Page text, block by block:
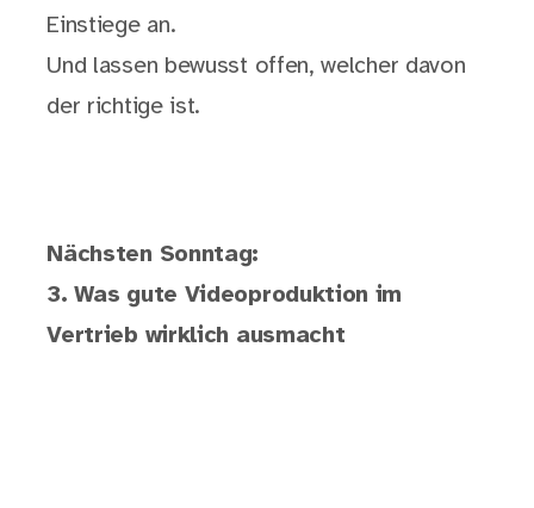
Einstiege an.
Und lassen bewusst offen, welcher davon
der richtige ist.
Nächsten Sonntag:
3. Was gute Videoproduktion im
Vertrieb wirklich ausmacht